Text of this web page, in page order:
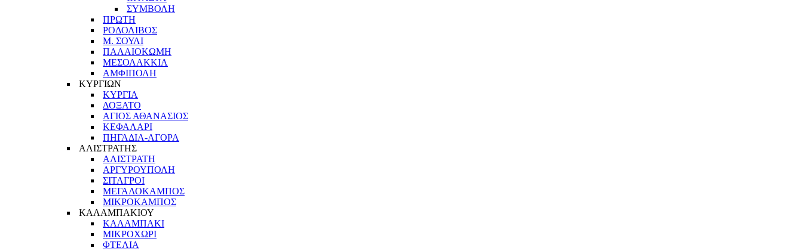
ΣΥΜΒΟΛΗ
ΠΡΩΤΗ
ΡΟΔΟΛΙΒΟΣ
Μ. ΣΟΥΛΙ
ΠΑΛΑΙΟΚΩΜΗ
ΜΕΣΟΛΑΚΚΙΑ
ΑΜΦΙΠΟΛΗ
ΚΥΡΓΙΩΝ
ΚΥΡΓΙΑ
ΔΟΞΑΤΟ
ΑΓΙΟΣ ΑΘΑΝΑΣΙΟΣ
ΚΕΦΑΛΑΡΙ
ΠΗΓΑΔΙΑ-ΑΓΟΡΑ
ΑΛΙΣΤΡΑΤΗΣ
ΑΛΙΣΤΡΑΤΗ
ΑΡΓΥΡΟΥΠΟΛΗ
ΣΙΤΑΓΡΟΙ
ΜΕΓΑΛΟΚΑΜΠΟΣ
ΜΙΚΡΟΚΑΜΠΟΣ
ΚΑΛΑΜΠΑΚΙΟΥ
ΚΑΛΑΜΠΑΚΙ
ΜΙΚΡΟΧΩΡΙ
ΦΤΕΛΙΑ